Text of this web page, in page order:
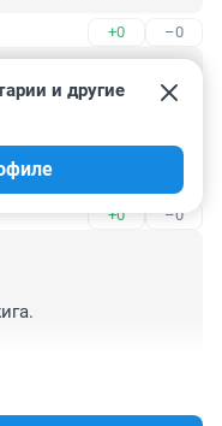
+0 –0
беру одну и ту же
- 499р, но
- по амбициям
+0 –0
и другие